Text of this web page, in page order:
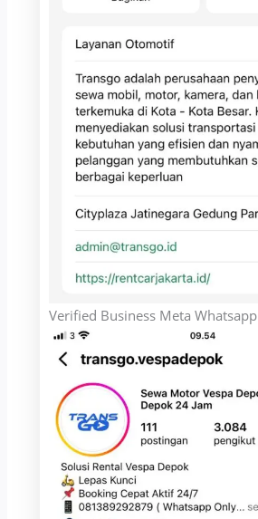
Verified Business Meta Whatsapp